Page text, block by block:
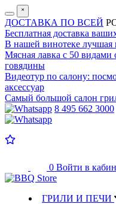
˟
ДОСТАВКА ПО ВСЕЙ
Бесплатная доставка
В нашей винотеке лучшая
Мясная лавка с 50 видами
говядины
Видеотур по салону:
аксессуар
Самый большой салон
8 495 662 3000
0 Войти в
ГРИЛИ И ПЕЧИ